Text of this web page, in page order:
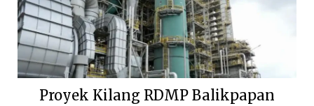
Proyek Kilang RDMP Balikpapan